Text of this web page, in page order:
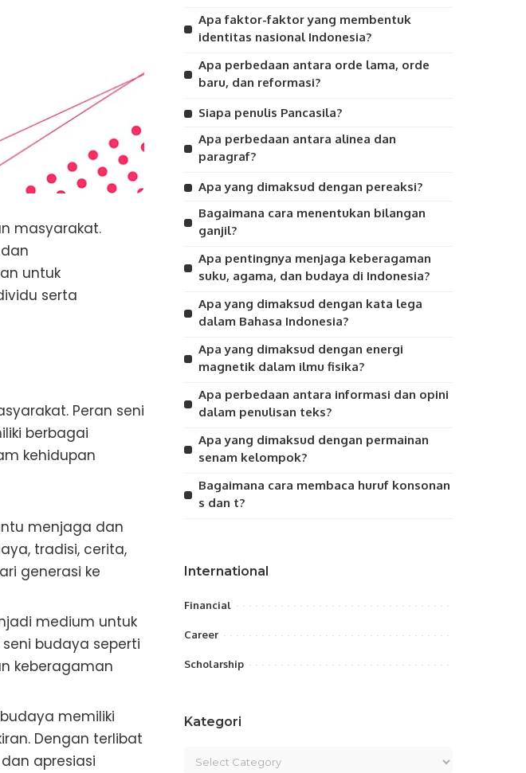
masyarakat.
untuk
serta
Peran seni
berbagai
kehidupan
menjaga dan
tradisi, cerita,
generasi ke
medium untuk
budaya seperti
keberagaman
memiliki
Dengan terlibat
apresiasi
Apa faktor-faktor yang membentuk
identitas nasional Indonesia?
Apa perbedaan antara orde lama, orde
baru, dan reformasi?
Siapa penulis Pancasila?
Apa perbedaan antara alinea dan
paragraf?
Apa yang dimaksud dengan pereaksi?
Bagaimana cara menentukan bilangan
ganjil?
Apa pentingnya menjaga keberagaman
suku, agama, dan budaya di Indonesia?
Apa yang dimaksud dengan kata lega
dalam Bahasa Indonesia?
Apa yang dimaksud dengan energi
magnetik dalam ilmu fisika?
Apa perbedaan antara informasi dan opini
dalam penulisan teks?
Apa yang dimaksud dengan permainan
senam kelompok?
Bagaimana cara membaca huruf konsonan
s dan t?
International
Financial
Career
Scholarship
Kategori